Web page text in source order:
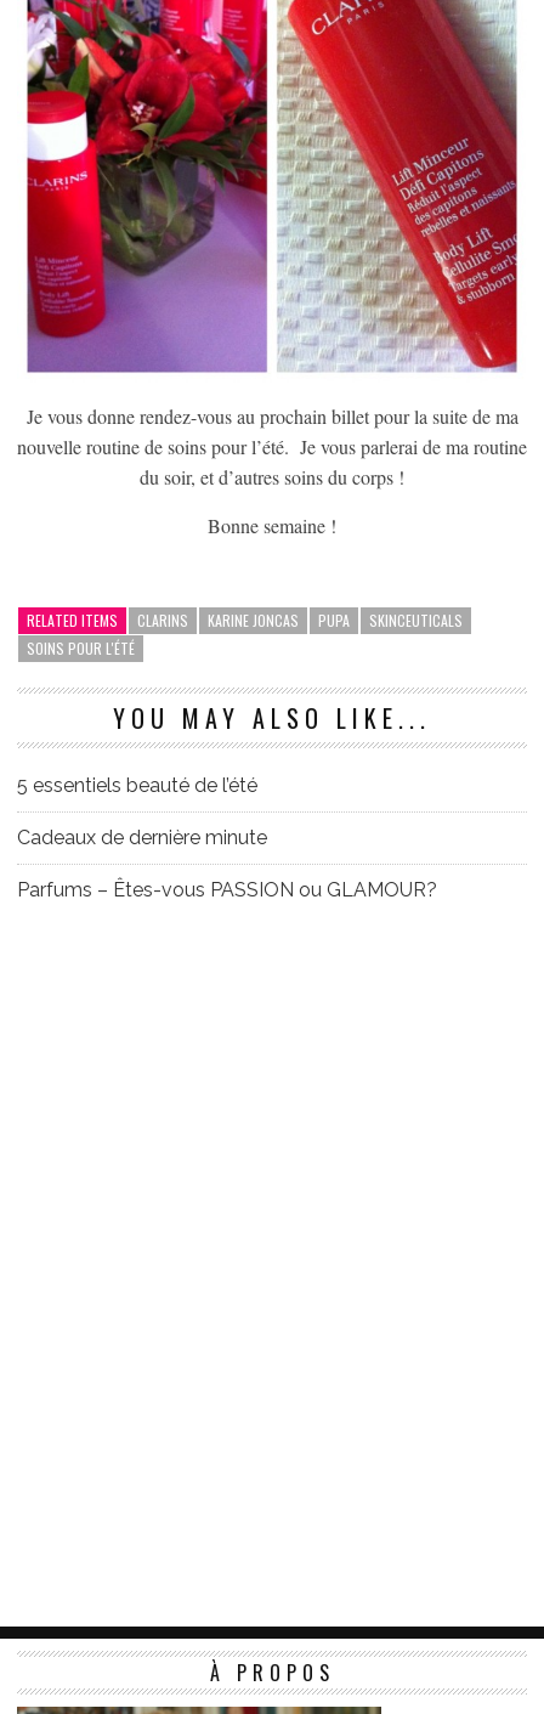
Je vous donne rendez-vous au prochain billet pour la suite de ma
nouvelle routine de soins pour l’été. Je vous parlerai de ma routine
du soir, et d’autres soins du corps !
Bonne semaine !
RELATED ITEMS CLARINS KARINE JONCAS PUPA
SKINCEUTICALS
SOINS POUR L'ÉTÉ
YOU MAY ALSO LIKE...
5 essentiels beauté de l’été
Cadeaux de dernière minute
Parfums – Êtes-vous PASSION ou GLAMOUR?
À PROPOS